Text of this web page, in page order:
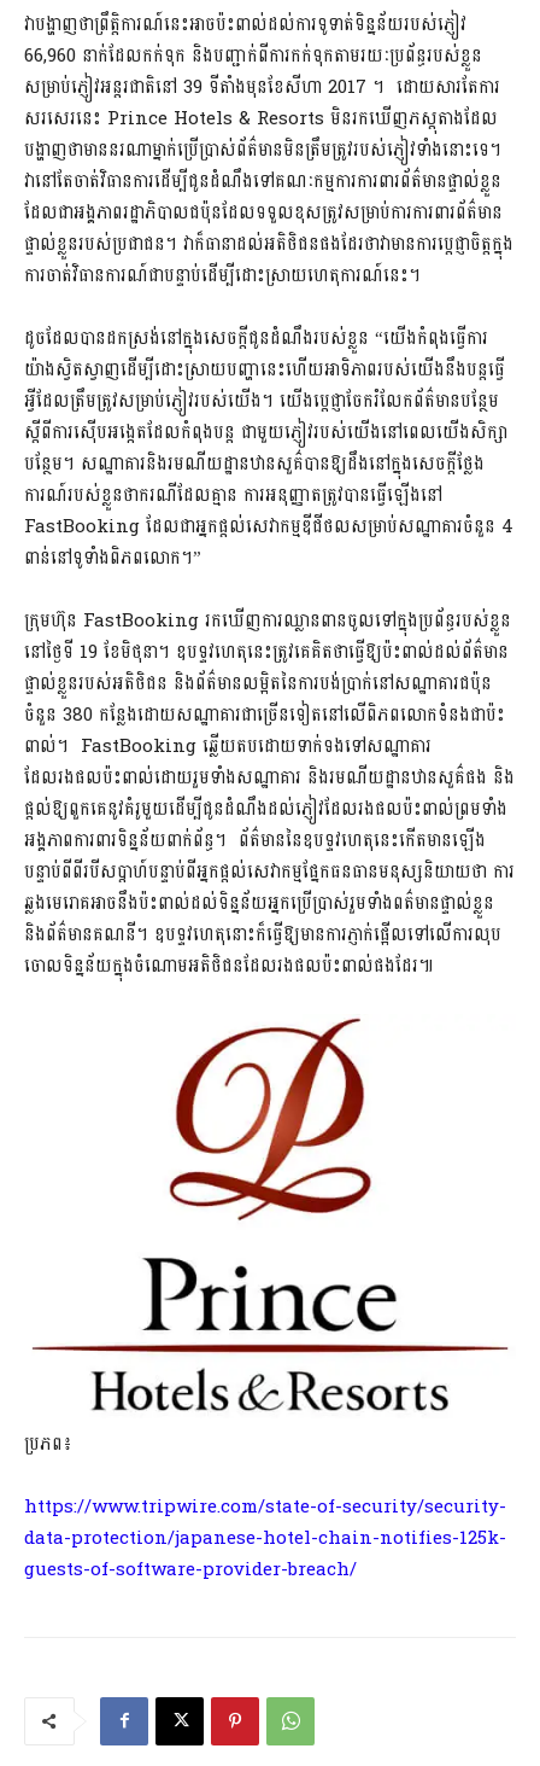
វាបង្ហាញថាព្រឹត្តិការណ៍នេះអាចប៉ះពាល់ដល់ការទូទាត់ទិន្នន័យរបស់ភ្ញៀវ
66,960 នាក់ដែលកក់ទុក និងបញ្ជាក់ពីការកក់ទុកតាមរយៈប្រព័ន្ធរបស់ខ្លួន
សម្រាប់ភ្ញៀវអន្តរជាតិនៅ 39 ទីតាំងមុនខែសីហា 2017 ។ ដោយសារតែការ
សរសេរនេះ Prince Hotels & Resorts មិនរកឃើញភស្តុតាងដែល
បង្ហាញថាមាននរណាម្នាក់ប្រើប្រាស់ព័ត៌មានមិនត្រឹមត្រូវរបស់ភ្ញៀវទាំងនោះទេ។
វានៅតែចាត់វិធានការដើម្បីជូនដំណឹងទៅគណៈកម្មការការពារព័ត៌មានផ្ទាល់ខ្លួន
ដែលជាអង្គភាពរដ្ឋាភិបាលជប៉ុនដែលទទួលខុសត្រូវសម្រាប់ការការពារព័ត៌មាន
ផ្ទាល់ខ្លួនរបស់ប្រជាជន។ វាក៏ធានាដល់អតិថិជនផងដែរថាវាមានការប្តេជ្ញាចិត្តក្នុង
ការចាត់វិធានការណ៍ជាបន្ទាប់ដើម្បីដោះស្រាយហេតុការណ៍នេះ។
ដូចដែលបានដកស្រង់នៅក្នុងសេចក្តីជូនដំណឹងរបស់ខ្លួន “យើងកំពុងធ្វើការ
យ៉ាងស្វិតស្វាញដើម្បីដោះស្រាយបញ្ហានេះហើយអាទិភាពរបស់យើងនឹងបន្តធ្វើ
អ្វីដែលត្រឹមត្រូវសម្រាប់ភ្ញៀវរបស់យើង។ យើងប្តេជ្ញាចែករំលែកព័ត៌មានបន្ថែម
ស្តីពីការស៊ើបអង្កេតដែលកំពុងបន្ត ជាមួយភ្ញៀវរបស់យើងនៅពេលយើងសិក្សា
បន្ថែម។ សណ្ឋាគារនិងរមណីយដ្ឋានឋានសួគ៌បានឱ្យដឹងនៅក្នុងសេចក្តីថ្លែង
ការណ៍របស់ខ្លួនថាករណីដែលគ្មាន ការអនុញ្ញាតត្រូវបានធ្វើឡើងនៅ
FastBooking ដែលជាអ្នកផ្តល់សេវាកម្មឌីជីថលសម្រាប់សណ្ឋាគារចំនួន 4
ពាន់នៅទូទាំងពិភពលោក។”
ក្រុមហ៊ុន FastBooking រកឃើញការឈ្លានពានចូលទៅក្នុងប្រព័ន្ធរបស់ខ្លួន
នៅថ្ងៃទី 19 ខែមិថុនា។ ឧបទ្ទវហេតុនេះត្រូវគេគិតថាធ្វើឱ្យប៉ះពាល់ដល់ព័ត៌មាន
ផ្ទាល់ខ្លួនរបស់អតិថិជន និងព័ត៌មានលម្អិតនៃការបង់ប្រាក់នៅសណ្ឋាគារជប៉ុន
ចំនួន 380 កន្លែងដោយសណ្ឋាគារជាច្រើនទៀតនៅលើពិភពលោកទំនងជាប៉ះ
ពាល់។ FastBooking ឆ្លើយតបដោយទាក់ទងទៅសណ្ឋាគារ
ដែលរងផលប៉ះពាល់ដោយរួមទាំងសណ្ឋាគារ និងរមណីយដ្ឋានឋានសួគ៌ផង និង
ផ្តល់ឱ្យពួកគេនូវគំរូមួយដើម្បីជូនដំណឹងដល់ភ្ញៀវដែលរងផលប៉ះពាល់ព្រមទាំង
អង្គភាពការពារទិន្នន័យពាក់ព័ន្ធ។ ព័ត៌មាននៃឧបទ្ទវហេតុនេះកើតមានឡើង
បន្ទាប់ពីពីរបីសប្តាហ៍បន្ទាប់ពីអ្នកផ្តល់សេវាកម្មផ្នែកធនធានមនុស្សនិយាយថា ការ
ឆ្លងមេរោគអាចនឹងប៉ះពាល់ដល់ទិន្នន័យអ្នកប្រើប្រាស់រួមទាំងពត៌មានផ្ទាល់ខ្លួន
និងព័ត៌មានគណនី។ ឧបទ្ទវហេតុនោះក៏ធ្វើឱ្យមានការភ្ញាក់ផ្អើលទៅលើការលុប
ចោលទិន្នន័យក្នុងចំណោមអតិថិជនដែលរងផលប៉ះពាល់ផងដែរ៕
ប្រភព៖
https://www.tripwire.com/state-of-security/security-
data-protection/japanese-hotel-chain-notifies-125k-
guests-of-software-provider-breach/